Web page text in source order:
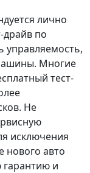
лично
драйв по
управляемость,
Многие
тест-
Не
исключения
нового авто
и